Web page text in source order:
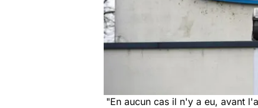
"En aucun cas il n'y a eu, avant